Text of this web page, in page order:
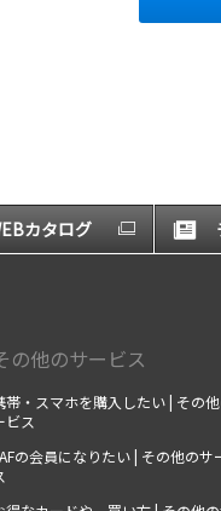
カタログ
の他のサービス
帯・スマホを購入したい | その
ビス
の会員になりたい | その他のサ